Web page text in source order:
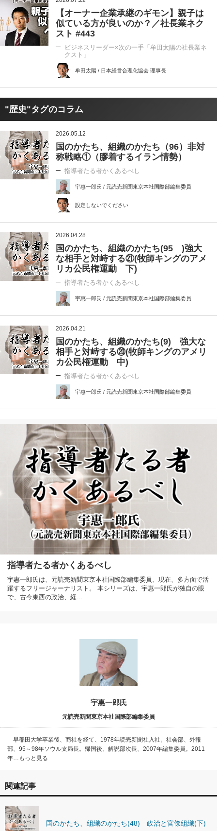
【オーナー企業承継のギモン】親子は
似ている方が良いのか？／社長業ネク
スト #443
ビジネスリーダー×次の一手「牟田太陽の社長業ネ
クスト」
牟田太陽 / 日本経営合理化協会 理事長
"歴史"タグのコラム
2026.05.12
国のかたち、組織のかたち（96）非対
称戦略①（膠着するイラン情勢）
指導者たる者かくあるべし
宇惠一郎氏 / 元読売新聞東京本社国際部編集委員
設定しないでください
2026.04.28
国のかたち、組織のかたち(95 )強大
な相手と対峙する㉑(牧師キングのアメ
リカ公民権運動 下)
指導者たる者かくあるべし
宇惠一郎氏 / 元読売新聞東京本社国際部編集委員
2026.04.21
国のかたち、組織のかたち(9) 強大な
相手と対峙する⑳(牧師キングのアメリ
カ公民権運動 中)
指導者たる者かくあるべし
宇惠一郎氏 / 元読売新聞東京本社国際部編集委員
指導者たる者かくあるべし
宇惠一郎氏は、元読売新聞東京本社国際部編集委員、現在、多方面で活
躍するフリージャーナリスト。 本シリーズは、宇惠一郎氏が独自の眼
で、古今東西の政治、経…
宇惠一郎氏
元読売新聞東京本社国際部編集委員
早稲田大学卒業後、商社を経て、1978年読売新聞社入社。社会部、外報
部、95～98年ソウル支局長。帰国後、解説部次長、2007年編集委員。2011
年…もっと見る
関連記事
国のかたち、組織のかたち(48) 政治と官僚組織(下)